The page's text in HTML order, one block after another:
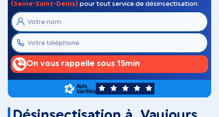
(Seine-Saint-Denis) pour tout service de désinsectisation.
On vous rappelle sous 15min
5